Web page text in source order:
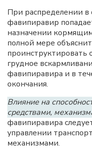
При распределении в
фавипиравир
назначении
полной мере
проинструктировать
грудное
фавипиравира и в
окончания.
Влияние на
средствами,
фавипиравира
управлении
механизмами.